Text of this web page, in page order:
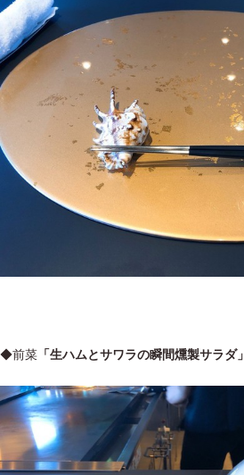
◆前菜 「生ハムとサワラの瞬間燻製サラダ」